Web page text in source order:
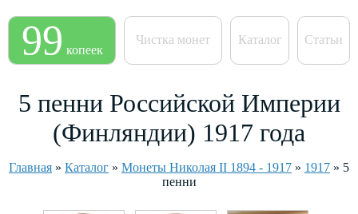
99 копеек
Чистка монет Каталог Статьи
5 пенни Российской Империи
(Финляндии) 1917 года
Главная » Каталог » Монеты Николая II 1894 - 1917 » 1917 » 5
пенни